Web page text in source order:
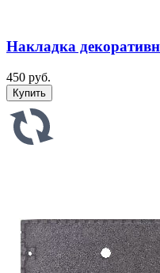
Накладка
450 руб.